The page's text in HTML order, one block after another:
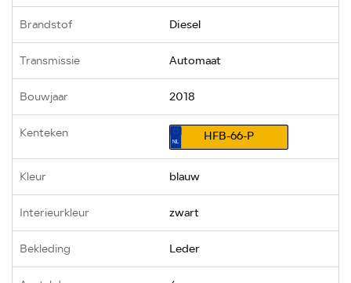
Brandstof Diesel
Transmissie Automaat
Bouwjaar 2018
Kenteken HFB-66-P
Kleur blauw
Interieurkleur zwart
Bekleding Leder